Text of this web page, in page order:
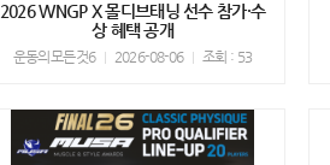
2026 WNGP X 몰디브태닝 선수 참가·수
상 혜택 공개
운동의모든것6 2026-08-06 조회 : 53